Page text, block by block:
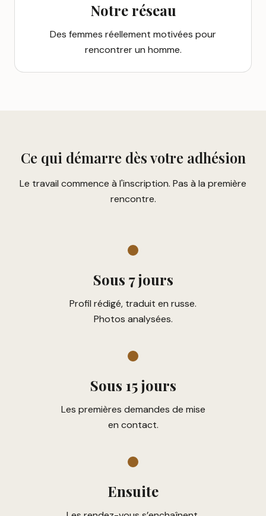
Notre réseau
Des femmes réellement motivées pour
rencontrer un homme.
Ce qui démarre dès votre adhésion
Le travail commence à l'inscription. Pas à la première
rencontre.
Sous 7 jours
Profil rédigé, traduit en russe.
Photos analysées.
Sous 15 jours
Les premières demandes de mise
en contact.
Ensuite